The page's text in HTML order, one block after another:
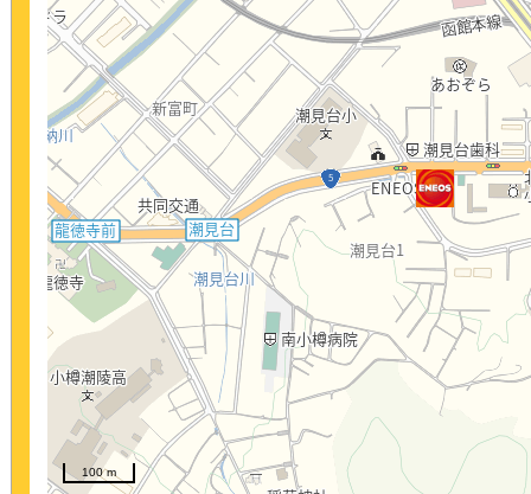
100 m